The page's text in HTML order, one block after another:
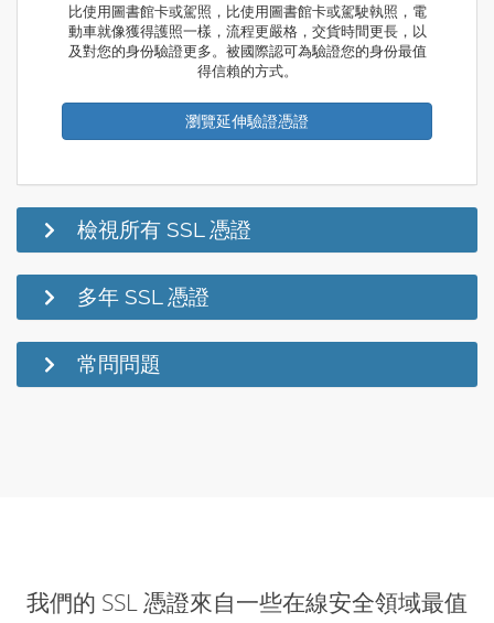
比使用圖書館卡或駕照，比使用圖書館卡或駕駛執照，電
動車就像獲得護照一樣，流程更嚴格，交貨時間更長，以
及對您的身份驗證更多。被國際認可為驗證您的身份最值
得信賴的方式。
瀏覽延伸驗證憑證
檢視所有 SSL 憑證
多年 SSL 憑證
常問問題
我們的 SSL 憑證來自一些在線安全領域最值